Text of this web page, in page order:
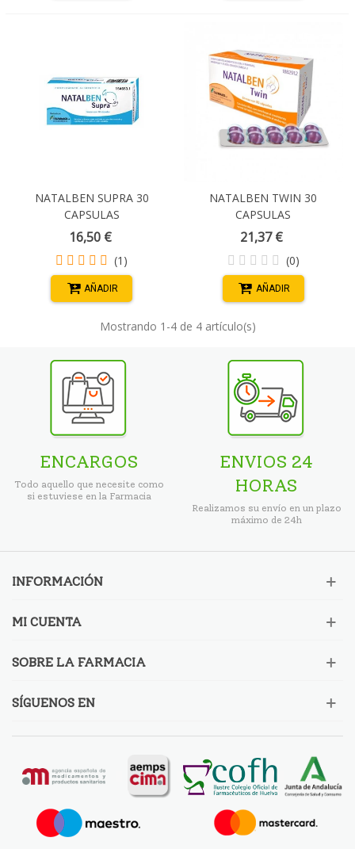
NATALBEN SUPRA 30
CAPSULAS
16,50 €
(1)
AÑADIR
NATALBEN TWIN 30
CAPSULAS
21,37 €
(0)
AÑADIR
Mostrando 1 -4 de 4 artículo(s)
ENCARGOS
Todo aquello que necesite como
si estuviese en la Farmacia
ENVIOS 24
HORAS
Realizamos su envío en un plazo
máximo de 24h
INFORMACIÓN
MI CUENTA
SOBRE LA FARMACIA
SÍGUENOS EN